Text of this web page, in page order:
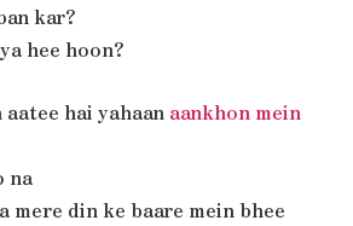
kar?
hee hoon?
hai yahaan aankhon mein
na
mere din ke baare mein bhee